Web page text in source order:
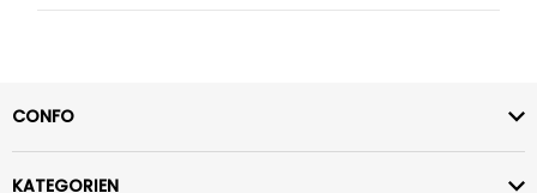
CONFO
KATEGORIEN